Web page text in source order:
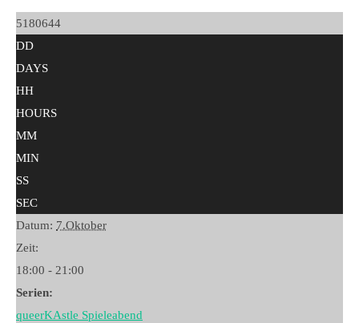
5180644
DD
DAYS
HH
HOURS
MM
MIN
SS
SEC
Datum: 7.Oktober
Zeit:
18:00 - 21:00
Serien:
queerKAstle Spieleabend